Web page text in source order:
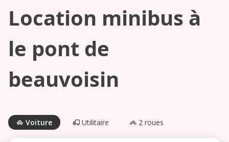
Location minibus à
le pont de
beauvoisin
Voiture Utilitaire 2 roues
Commencez
votre
recherche
pour voir les
agences à
proximité